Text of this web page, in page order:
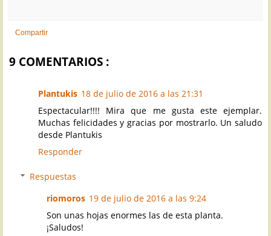
Compartir
9 COMENTARIOS :
Plantukis 18 de julio de 2016 a las 21:31
Espectacular!!!! Mira que me gusta este ejemplar.
Muchas felicidades y gracias por mostrarlo. Un saludo
desde Plantukis
Responder
Respuestas
riomoros 19 de julio de 2016 a las 9:24
Son unas hojas enormes las de esta planta.
¡Saludos!